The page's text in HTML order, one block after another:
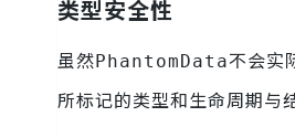
类型安全性
虽然PhantomData不会实
所标记的类型和生命周期与